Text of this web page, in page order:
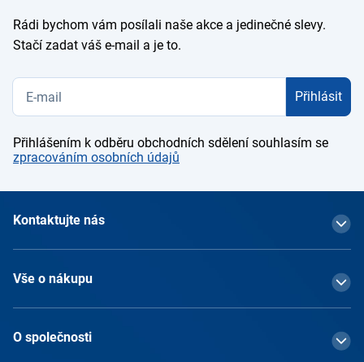
Rádi bychom vám posílali naše akce a jedinečné slevy.
Stačí zadat váš e-mail a je to.
Přihlásit
Přihlášením k odběru obchodních sdělení souhlasím se
zpracováním osobních údajů
Kontaktujte nás
Vše o nákupu
O společnosti